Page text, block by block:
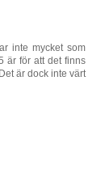
inte mycket som
är för att det finns
är dock inte värt